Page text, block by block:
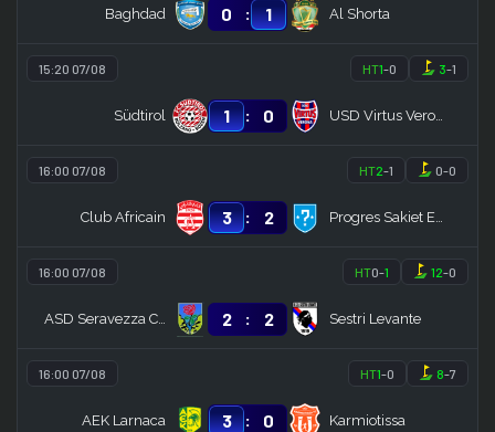
Baghdad 0 : 1 Al Shorta
15:20 07/08 HT1-0 3-1
Südtirol 1 : 0 USD Virtus Verona
16:00 07/08 HT2-1 0-0
Club Africain 3 : 2 Progres Sakiet Eddaier
16:00 07/08 HT0-1 12-0
ASD Seravezza Calcio 2 : 2 Sestri Levante
16:00 07/08 HT1-0 8-7
AEK Larnaca 3 : 0 Karmiotissa